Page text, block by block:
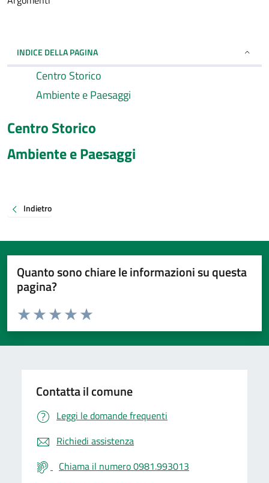
INDICE DELLA PAGINA
Centro Storico
Ambiente e Paesaggi
Centro Storico
Ambiente e Paesaggi
Indietro
Quanto sono chiare le informazioni su questa
pagina?
Valuta da 1 a 5 stelle la pagina
Valuta 5 stelle su 5
Valuta 4 stelle su 5
Valuta 3 stelle su 5
Valuta 2 stelle su 5
Valuta 1 stelle su 5
Contatta il comune
Leggi le domande frequenti
Richiedi assistenza
Chiama il numero 0981.993013